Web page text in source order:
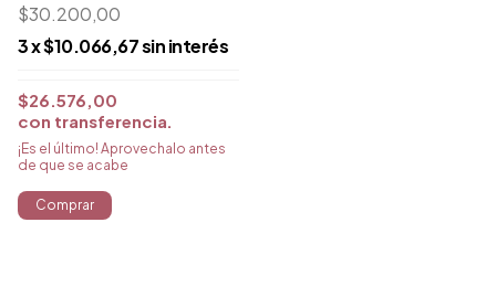
$30.200,00
3x$10.066,67sin interés
$26.576,00
con transferencia
¡Es el último! Aprovechalo antes
de que se acabe
Comprar